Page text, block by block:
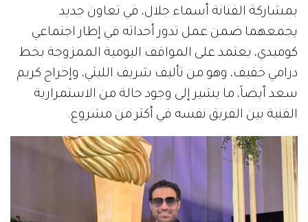
بمشاركة الفنانة أسماء جلال، في تعاون جديد
يجمعهما ضمن عمل تدور أحداثه في إطار اجتماعي
كوميدي، يعتمد على المواقف اليومية الممزوجة بخط
درامي خفيف، وهو من تأليف شريف الليثي، وإخراج كريم
سعد أيضاً، ما يشير إلى وجود حالة من الاستمرارية
الفنية بين الفريق نفسه في أكثر من مشروع.